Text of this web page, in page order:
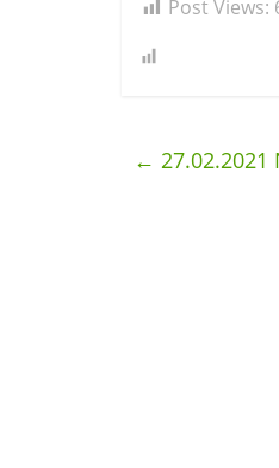
Post Views:
←